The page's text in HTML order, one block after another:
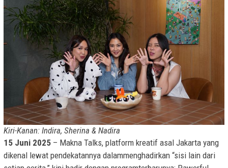
Kiri-Kanan: Indira, Sherina & Nadira
15 Juni 2025 – Makna Talks, platform kreatif asal Jakarta yang
dikenal lewat pendekatannya dalammenghadirkan “sisi lain dari